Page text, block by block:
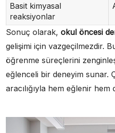
Basit kimyasal
reaksiyonlar
Sonuç olarak, okul öncesi
gelişimi için vazgeçilmezdir.
öğrenme süreçlerini
eğlenceli bir deneyim sunar.
aracılığıyla hem eğlenir